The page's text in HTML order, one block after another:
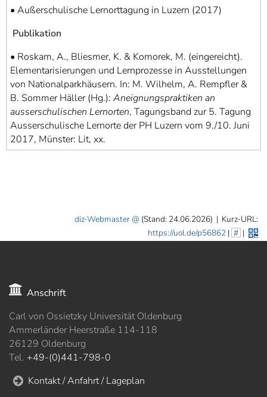
• Außerschulische Lernorttagung in Luzern (2017)
Publikation
• Roskam, A., Bliesmer, K. & Komorek, M. (eingereicht).
Elementarisierungen und Lernprozesse in Ausstellungen
von Nationalparkhäusern. In: M. Wilhelm, A. Rempfler &
B. Sommer Häller (Hg.): Aneignungspraktiken an
ausserschulischen Lernorten, Tagungsband zur 5. Tagung
Ausserschulische Lernorte der PH Luzern vom 9./10. Juni
2017, Münster: Lit, xx.
diz-Webmaster (Stand: 24.06.2026) | Kurz-URL:
https://uol.de/p56862| # |
Anschrift
Carl von Ossietzky Universität Oldenburg
Ammerländer Heerstraße 114-118
26129 Oldenburg
Tel. +49-(0)441-798-0
Kontakt / Anfahrt / Lageplan